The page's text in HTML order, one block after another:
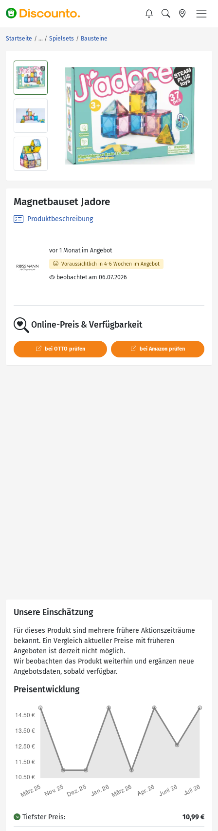
Startseite Spielsets Bausteine
Magnetbauset Jadore
Produktbeschreibung
vor 1 Monat im Angebot
Voraussichtlich in 4-6 Wochen im Angebot
beobachtet am 06.07.2026
Online-Preis & Verfügbarkeit
bei OTTO prüfen bei Amazon prüfen
Unsere Einschätzung
Für dieses Produkt sind mehrere frühere Aktionszeiträume
bekannt. Ein Vergleich aktueller Preise mit früheren
Angeboten ist derzeit nicht möglich.
Wir beobachten das Produkt weiterhin und ergänzen neue
Angebotsdaten, sobald verfügbar.
Preisentwicklung
Tiefster Preis: 10,99 €